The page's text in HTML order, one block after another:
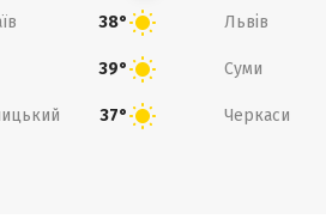
38° Львів
39° Суми
37° Черкаси